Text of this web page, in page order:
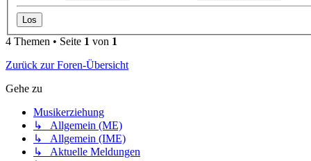
4 Themen • Seite 1 von 1
Zurück zur Foren-Übersicht
Gehe zu
Musikerziehung
↳ Allgemein (ME)
↳ Allgemein (IME)
↳ Aktuelle Meldungen